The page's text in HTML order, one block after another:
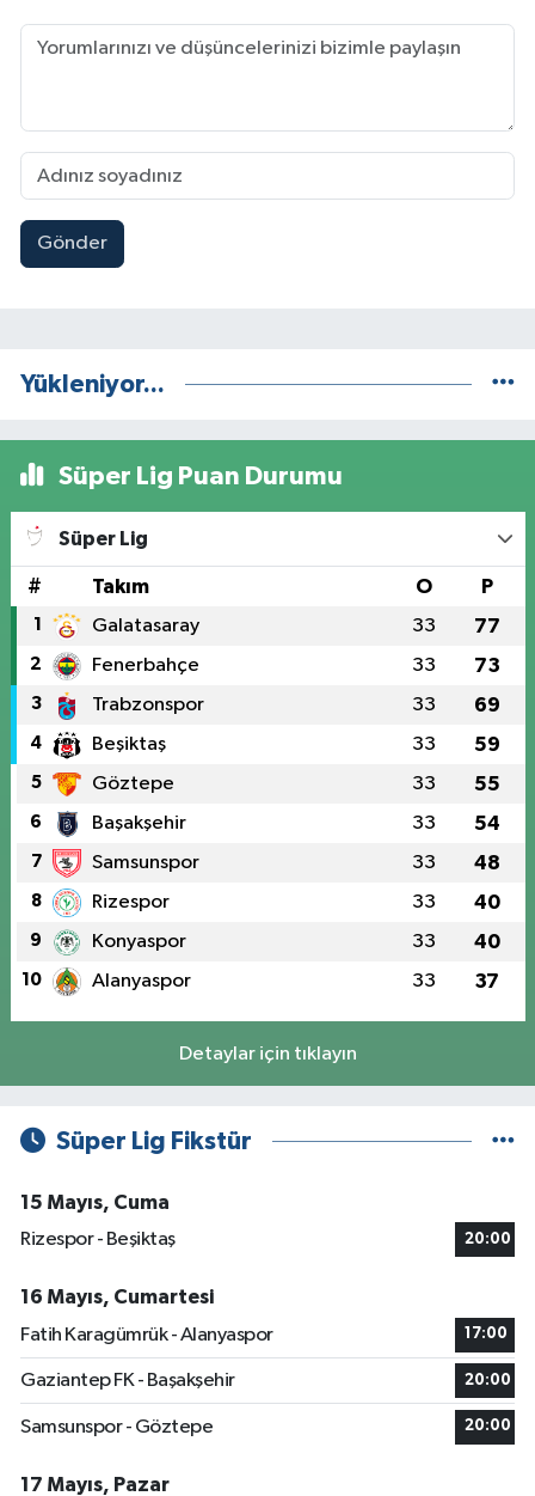
Gönder
Yükleniyor...
Süper Lig Puan Durumu
Süper Lig
# Takım O P
1 Galatasaray 33 77
2 Fenerbahçe 33 73
3 Trabzonspor 33 69
4 Beşiktaş 33 59
5 Göztepe 33 55
6 Başakşehir 33 54
7 Samsunspor 33 48
8 Rizespor 33 40
9 Konyaspor 33 40
10 Alanyaspor 33 37
Detaylar için tıklayın
Süper Lig Fikstür
15 Mayıs, Cuma
Rizespor - Beşiktaş
20:00
16 Mayıs, Cumartesi
Fatih Karagümrük - Alanyaspor
17:00
Gaziantep FK - Başakşehir 20:00
Samsunspor - Göztepe 20:00
17 Mayıs, Pazar